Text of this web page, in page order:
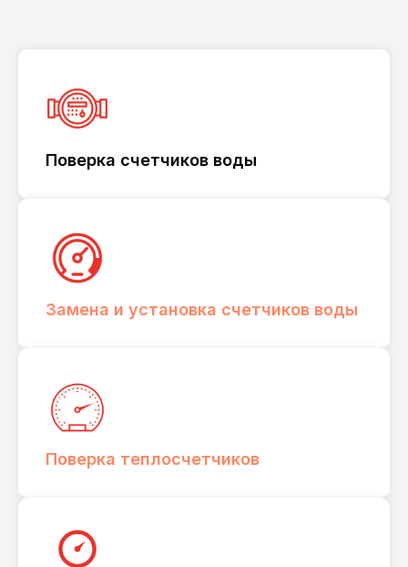
Поверка счетчиков воды
Замена и установка счетчиков воды
Поверка теплосчетчиков
Оставьте заявку и наш
оператор свяжется
с Вами в ближайшее
время
Нужна поверка,
установка
или замена